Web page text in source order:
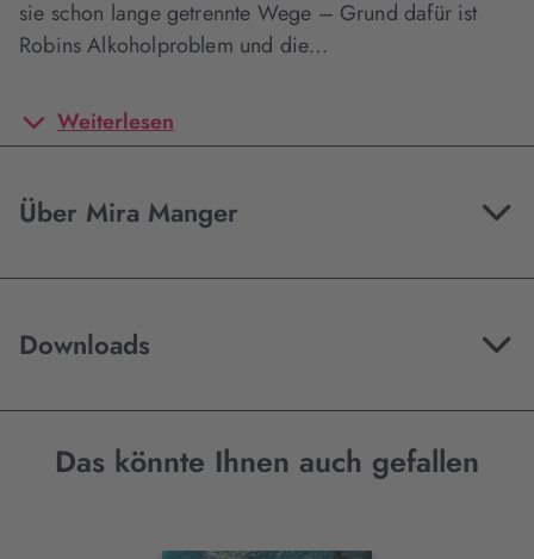
sie schon lange getrennte Wege – Grund dafür ist
Robins Alkoholproblem und die…
Weiterlesen
Über Mira Manger
Downloads
Das könnte Ihnen auch gefallen